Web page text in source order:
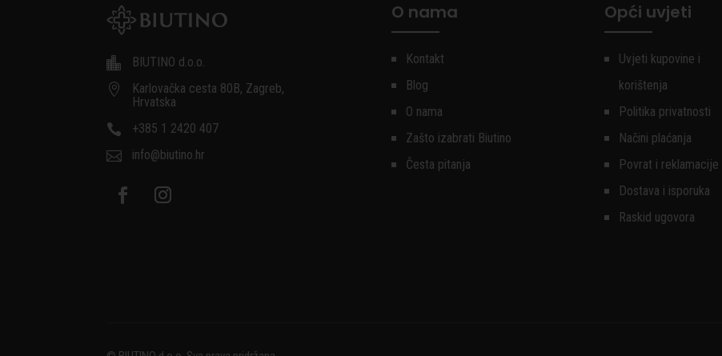

BIUTINO d.o.o.

Karlovačka cesta 80B, Zagreb,
Hrvatska

+385 1 2420 407

info@biutino.hr
O nama
Kontakt
Blog
O nama
Zašto izabrati Biutino
Česta pitanja
Opći uvjeti
Uvjeti kupovine i
korištenja
Politika privatnosti
Načini plaćanja
Povrat i reklamacije
Dostava i isporuka
Raskid ugovora